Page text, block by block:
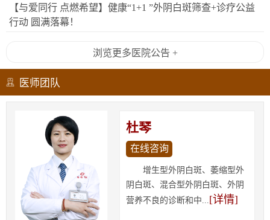
【与爱同行 点燃希望】健康“1+1 ”外阴白斑筛查+诊疗公益
行动 圆满落幕！
浏览更多医院公告 +
医师团队
杜琴
在线咨询
增生型外阴白斑、萎缩型外
阴白斑、混合型外阴白斑、外阴
营养不良的诊断和中...[详情]